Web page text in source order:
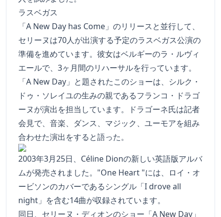
ラスベガス
「A New Day has Come」のリリースと並行して、
セリーヌは70人が出演する予定のラスベガス公演の
準備を進めています。彼女はベルギーのラ・ルヴィ
エールで、3ヶ月間のリハーサルを行っています。
「A New Day」と題されたこのショーは、シルク・
ドゥ・ソレイユの生みの親であるフランコ・ドラゴ
ーヌが演出を担当しています。ドラゴーネ氏は記者
会見で、音楽、ダンス、マジック、ユーモアを組み
合わせた演出をすると語った。
2003年3月25日、Céline Dionの新しい英語版アルバ
ムが発売されました。"One Heart "には、ロイ・オ
ービソンのカバーであるシングル「I drove all
night」を含む14曲が収録されています。
同日、セリーヌ・ディオンのショー「A New Day」